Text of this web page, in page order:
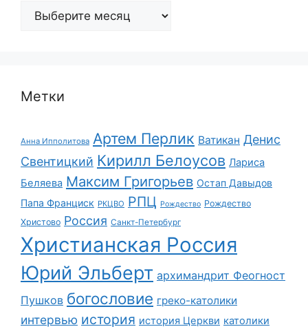
Архивы
Метки
Анна Ипполитова Артем Перлик Ватикан Денис
Свентицкий Кирилл Белоусов Лариса
Беляева Максим Григорьев Остап Давыдов
Папа Франциск РКЦВО РПЦ Рождество Рождество
Христово Россия Санкт-Петербург
Христианская Россия
Юрий Эльберт архимандрит Феогност
Пушков богословие греко-католики
интервью история история Церкви католики